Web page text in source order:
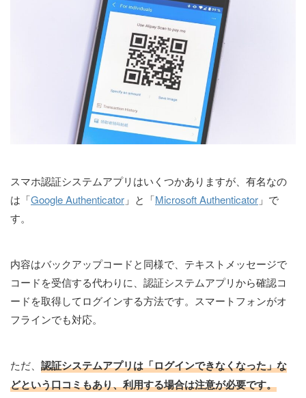
スマホ認証システムアプリはいくつかありますが、有名なの
は「Google Authenticator 」と「Microsoft Authenticator 」で
す。
内容はバックアップコードと同様で、テキストメッセージで
コードを受信する代わりに、認証システムアプリから確認コ
ードを取得してログインする方法です。スマートフォンがオ
フラインでも対応。
ただ、 認証システムアプリは「ログインできなくなった」な
どという口コミもあり、利用する場合は注意が必要です。